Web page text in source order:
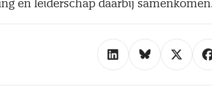
en leiderschap daarbij